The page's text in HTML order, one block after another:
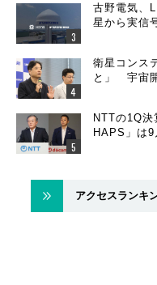
古野電気、
星から実信
衛星コンス
と」 宇宙
NTTの1Q
HAPS」は9
アクセスランキ